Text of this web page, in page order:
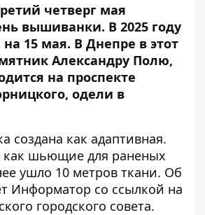
четверг мая
вышиванки. В 2025 году
15 мая. В Днепре в этот
Александру Полю,
на проспекте
одели в
создана как адаптивная.
как шьющие для раненых
ушло 10 метров ткани. Об
Информатор со ссылкой на
городского совета.